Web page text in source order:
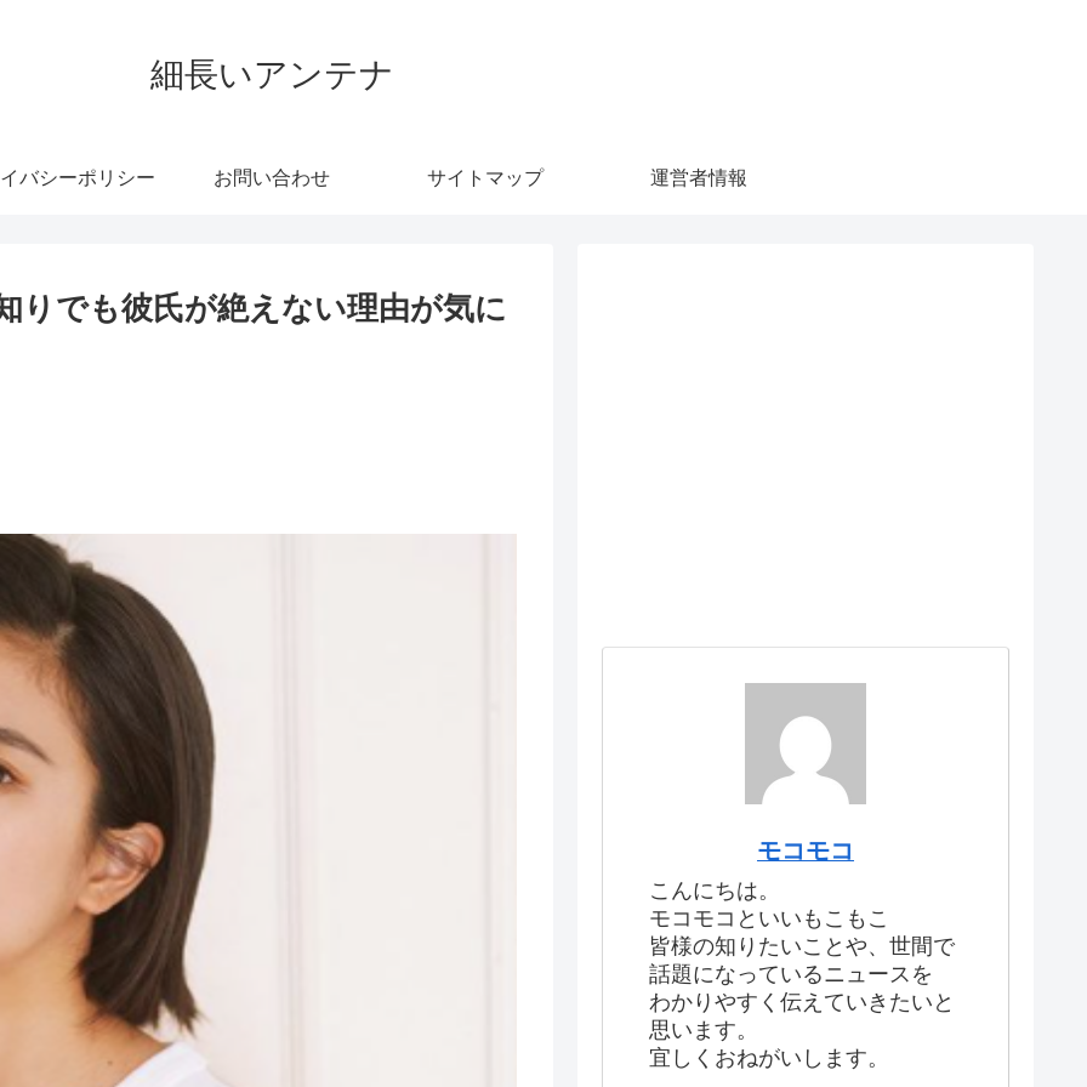
細長いアンテナ
バシーポリシー お問い合わせ サイトマップ 運営者情報
りでも彼氏が絶えない理由が気に
モコモコ
こんにちは。
モコモコといいもこもこ
皆様の知りたいことや、世間で
話題になっているニュースを
わかりやすく伝えていきたいと
思います。
宜しくおねがいします。